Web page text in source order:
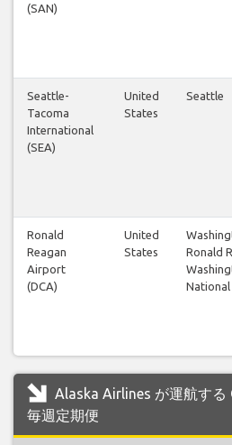
(SAN)
Seattle-
Tacoma
International
(SEA)
United
States
Seattle
Ronald
Reagan
Airport
(DCA)
United
States
Ronald
National
Alaska Airlines が運航す
毎週定期便